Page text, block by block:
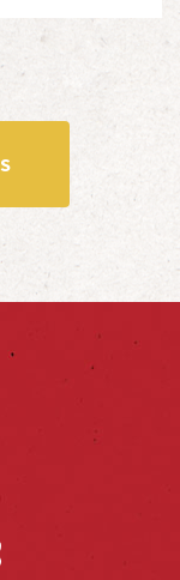
vivre […]